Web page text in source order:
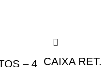
– 4 CAIXA